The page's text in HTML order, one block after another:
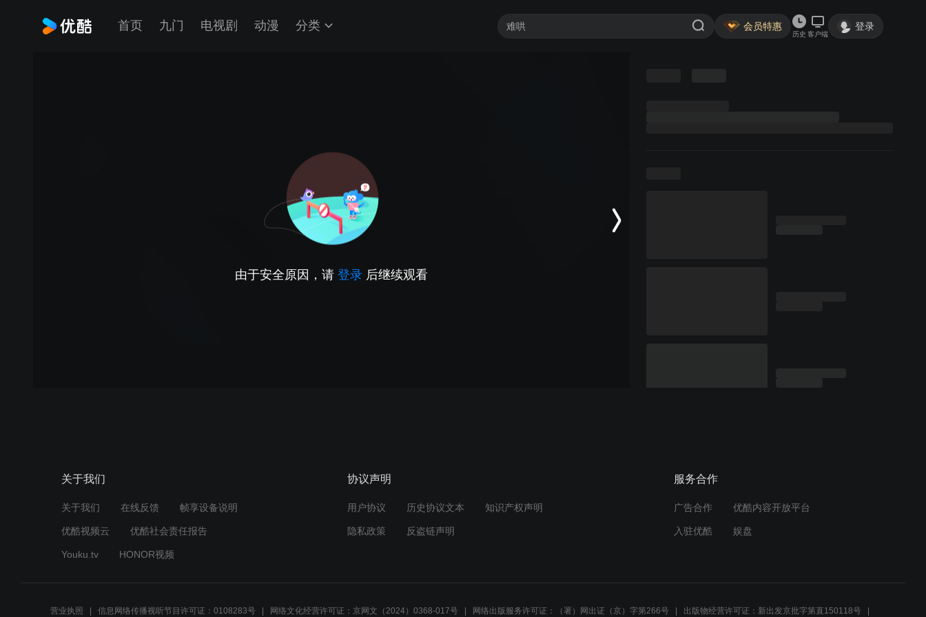
首页 九门 电视剧 动漫 分类 会员特惠
历史 客户端
登录
由于安全原因，请 登录 后继续观看
关于我们
关于我们 在线反馈 帧享设备说明
优酷视频云 优酷社会责任报告
Youku.tv HONOR视频
协议声明
用户协议 历史协议文本 知识产权声明
隐私政策 反盗链声明
服务合作
广告合作 优酷内容开放平台
入驻优酷 娱盘
营业执照 信息网络传播视听节目许可证：0108283号 网络文化经营许可证：京网文（2024）0368-017号 网络出版服务许可证：（署）网出证（京）字第266号 出版物经营许可证：新出发京批字第直150118号